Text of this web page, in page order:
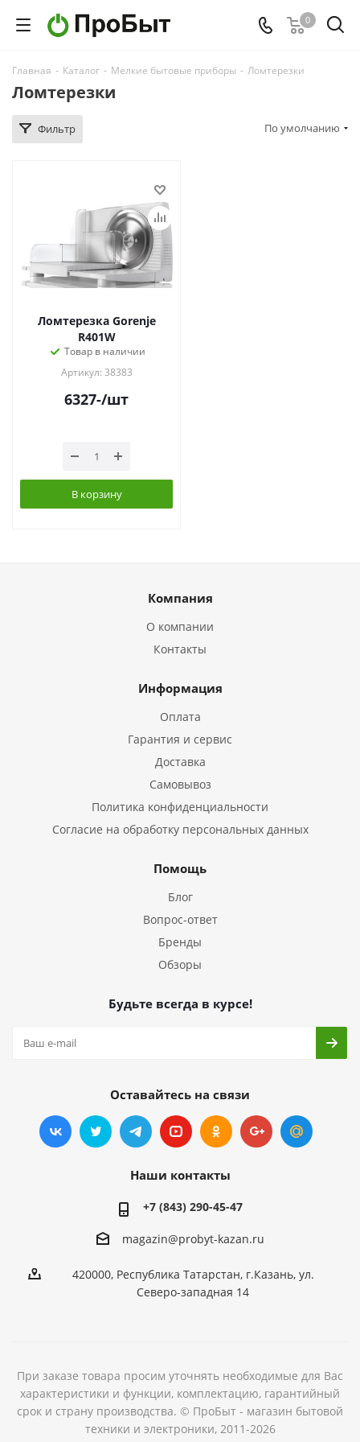
0
Главная - Каталог - Мелкие бытовые приборы - Ломтерезки
Ломтерезки
Фильтр По умолчанию
Ломтерезка Gorenje
R401W
Товар в наличии
Артикул: 38383
6327-/шт
В корзину
Компания
О компании
Контакты
Информация
Оплата
Гарантия и сервис
Доставка
Самовывоз
Политика конфиденциальности
Согласие на обработку персональных данных
Помощь
Блог
Вопрос-ответ
Бренды
Обзоры
Будьте всегда в курсе!
Оставайтесь на связи
Наши контакты
+7 (843) 290-45-47
magazin@probyt-kazan.ru
420000, Республика Татарстан, г.Казань, ул.
Северо-западная 14
При заказе товара просим уточнять необходимые для Вас
характеристики и функции, комплектацию, гарантийный
срок и страну производства. © ПроБыт - магазин бытовой
техники и электроники, 2011-2026